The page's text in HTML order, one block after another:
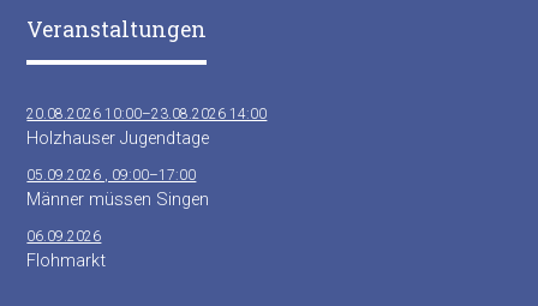
Veranstaltungen
20.08.2026 10:00–23.08.2026 14:00
Holzhauser Jugendtage
05.09.2026 , 09:00–17:00
Männer müssen Singen
06.09.2026
Flohmarkt